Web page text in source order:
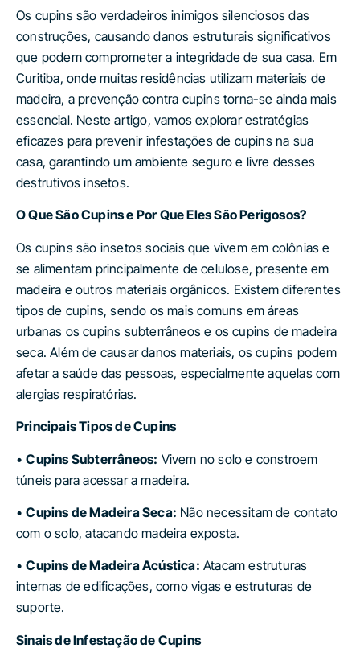
Os cupins são verdadeiros inimigos silenciosos das
construções, causando danos estruturais significativos
que podem comprometer a integridade de sua casa. Em
Curitiba, onde muitas residências utilizam materiais de
madeira, a prevenção contra cupins torna-se ainda mais
essencial. Neste artigo, vamos explorar estratégias
eficazes para prevenir infestações de cupins na sua
casa, garantindo um ambiente seguro e livre desses
destrutivos insetos.
O Que São Cupins e Por Que Eles São Perigosos?
Os cupins são insetos sociais que vivem em colônias e
se alimentam principalmente de celulose, presente em
madeira e outros materiais orgânicos. Existem diferentes
tipos de cupins, sendo os mais comuns em áreas
urbanas os cupins subterrâneos e os cupins de madeira
seca. Além de causar danos materiais, os cupins podem
afetar a saúde das pessoas, especialmente aquelas com
alergias respiratórias.
Principais Tipos de Cupins
•Cupins Subterrâneos: Vivem no solo e constroem
túneis para acessar a madeira.
•Cupins de Madeira Seca: Não necessitam de contato
com o solo, atacando madeira exposta.
•Cupins de Madeira Acústica: Atacam estruturas
internas de edificações, como vigas e estruturas de
suporte.
Sinais de Infestação de Cupins